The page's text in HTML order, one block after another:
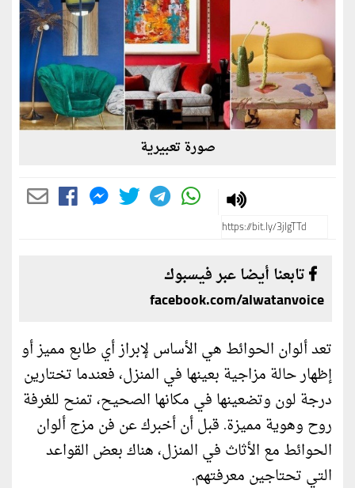
صورة تعبيرية
تابعنا أيضا عبر فيسبوك
facebook.com/alwatanvoice
تعد ألوان الحوائط هي الأساس لإبراز أي طابع مميز أو
إظهار حالة مزاجية بعينها في المنزل، فعندما تختارين
درجة لون وتضعينها في مكانها الصحيح، تمنح للغرفة
روح وهوية مميزة. قبل أن أخبرك عن فن مزج ألوان
الحوائط مع الأثاث في المنزل، هناك بعض القواعد
التي تحتاجين معرفتهم.